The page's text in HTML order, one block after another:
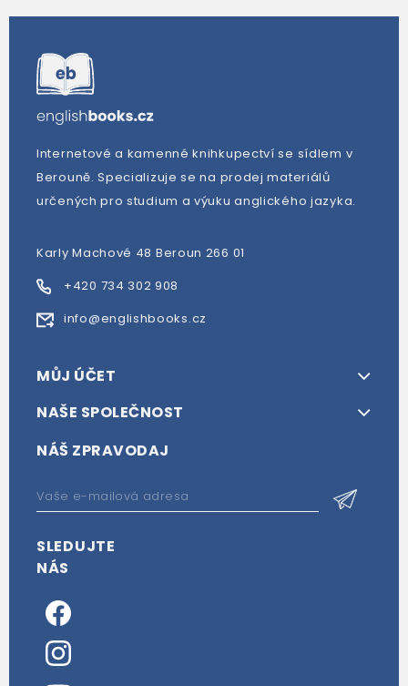
Internetové a kamenné knihkupectví se sídlem v
Berouně. Specializuje se na prodej materiálů
určených pro studium a výuku anglického jazyka.
Karly Machové 48 Beroun 266 01
+420 734 302 908
info@englishbooks.cz
MŮJ ÚČET
NAŠE SPOLEČNOST
NÁŠ ZPRAVODAJ
SLEDUJTE
NÁS